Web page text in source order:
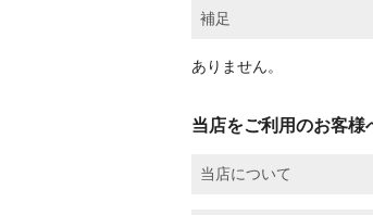
補足
ありません。
当店をご利用のお客様
当店について